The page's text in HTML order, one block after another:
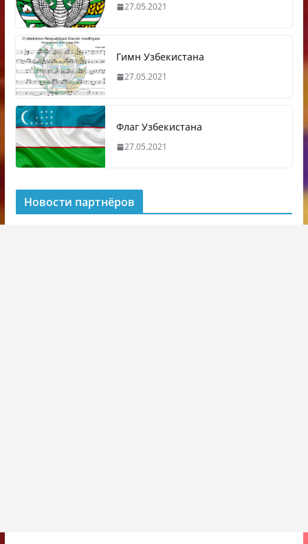
27.05.2021
Гимн Узбекистана
27.05.2021
Флаг Узбекистана
27.05.2021
Новости партнёров